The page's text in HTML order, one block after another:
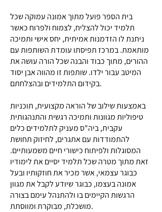
בית הספר פועל מתוך אמונה עמוקה שכל
תלמיד יכול להצליח, לצמוח ולפרוח כאשר
ניתנת לו הזדמנות אמיתית, יחס אישי ותמיכה
מותאמת. במרכז תפיסתו עומדת השותפות עם
ההורים, מתוך כבוד והבנה שכל הורה עושה את
המיטב עבור ילדו. שותפות זו מהווה אבן יסוד
בקידום התלמידים ובהצלחתם.
באמצעות שילוב של הוראה מקצועית, תוכניות
טיפוליות מגוונות ותמיכה רגשית והתנהגותית
עקבית, ביה"ס מעניק לתלמידים כלים
להתמודדות עם אתגרים, לחיזוק תחושת
המסוגלות ולפיתוח כישורי חיים משמעותיים.
זאת מתוך מטרה שכל תלמיד יסיים את לימודיו
כבוגר עצמאי, אשר מכיר את חוזקותיו ובעל
אמונה בעצמו, כבוגר שיודע לקבל את מגוון
הרגשות הקיימים בו ולהתנהל עימם בצורה
מושכלת, מבוקרת ומווסתת.